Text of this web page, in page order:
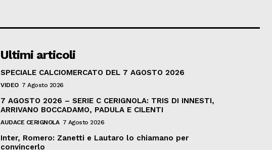
Ultimi articoli
SPECIALE CALCIOMERCATO DEL 7 AGOSTO 2026
VIDEO 7 Agosto 2026
7 AGOSTO 2026 – SERIE C CERIGNOLA: TRIS DI INNESTI,
ARRIVANO BOCCADAMO, PADULA E CILENTI
AUDACE CERIGNOLA 7 Agosto 2026
Inter, Romero: Zanetti e Lautaro lo chiamano per
convincerlo